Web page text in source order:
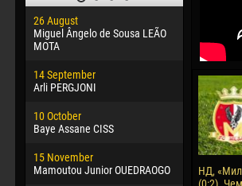
26 August
Miguel Ângelo de Sousa LEÃO
MOTA
14 September
Arli PERGJONI
10 October
Baye Assane CISS
15 November
Mamoutou Junior OUEDRAOGO
Dhoraso
24 February
Vladislav
02 March
Veaceslav
09 March
Emmanuel
НД,